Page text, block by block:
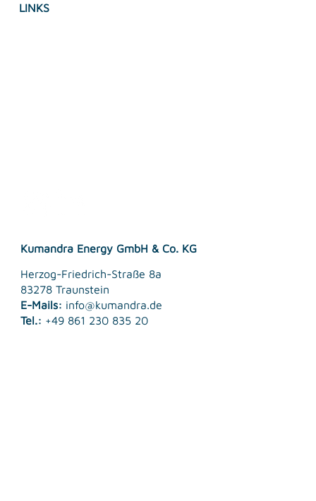
Kumandra Energy GmbH & Co. KG
Herzog-Friedrich-Straße 8a
83278 Traunstein
E-Mails: info@kumandra.de
Tel.: +49 861 230 835 20
LINKS